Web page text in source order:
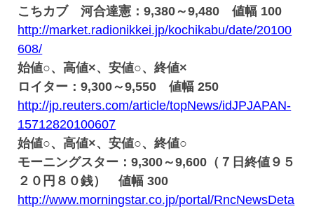
こちカブ 河合達憲：9,380～9,480 値幅 100
http://market.radionikkei.jp/kochikabu/date/20100
608/
始値○、高値×、安値○、終値×
ロイター：9,300～9,550 値幅 250
http://jp.reuters.com/article/topNews/idJPJAPAN-
15712820100607
始値○、高値×、安値○、終値○
モーニングスター：9,300～9,600（７日終値９５
２０円８０銭） 値幅 300
http://www.morningstar.co.jp/portal/RncNewsDeta